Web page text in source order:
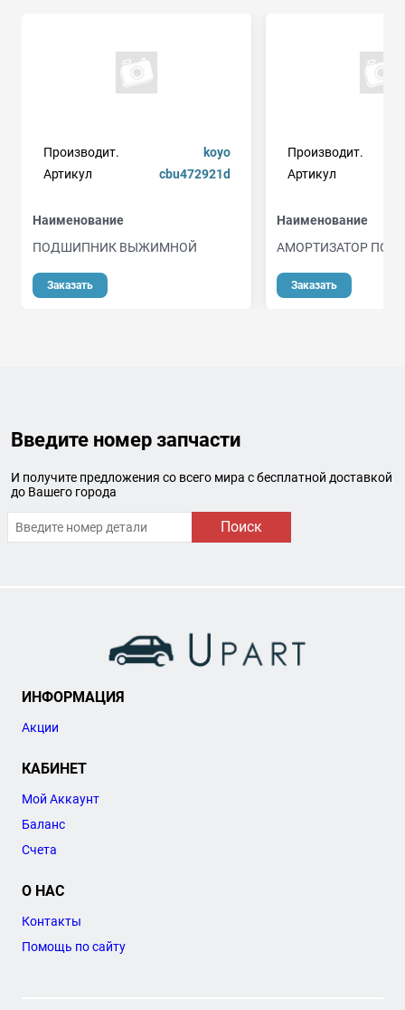
Производит.
koyo
Артикул
cbu472921d
Наименование
ПОДШИПНИК ВЫЖИМНОЙ
Заказать
Производит.
Артикул
Наименование
АМОРТИЗАТОР
Заказать
Введите номер запчасти
И получите предложения со всего мира с бесплатной доставкой
до Вашего города
Поиск
ИНФОРМАЦИЯ
Акции
КАБИНЕТ
Мой Аккаунт
Баланс
Счета
О НАС
Контакты
Помощь по сайту